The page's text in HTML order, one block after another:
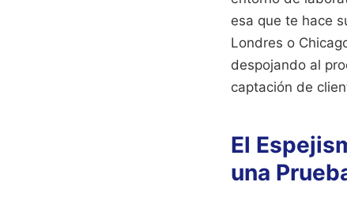
esa que te hace
Londres o
despojando al
captación de
El
una